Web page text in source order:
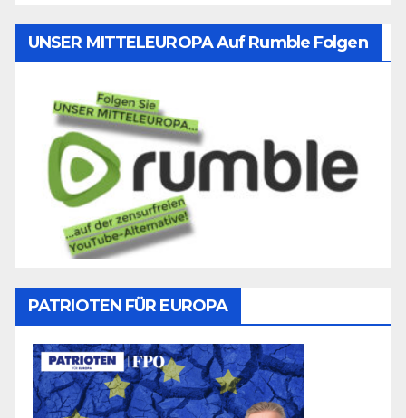
UNSER MITTELEUROPA Auf Rumble Folgen
PATRIOTEN FÜR EUROPA